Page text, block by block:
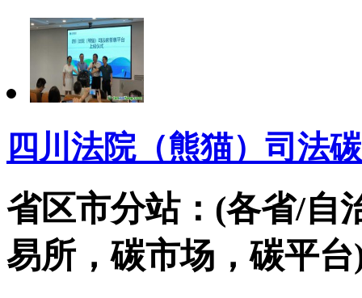
四川法院（熊猫）司法
省区市分站：(各省/自
易所，碳市场，碳平台